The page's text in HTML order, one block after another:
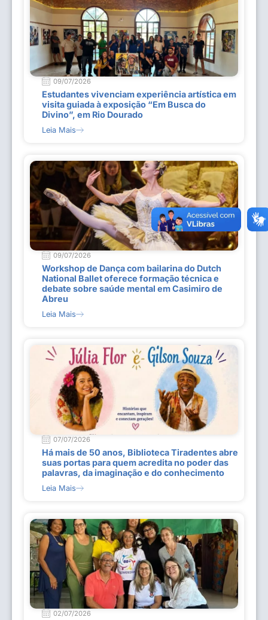
09/07/2026
Estudantes vivenciam experiência artística em
visita guiada à exposição “Em Busca do
Divino”, em Rio Dourado
Leia Mais
09/07/2026
Workshop de Dança com bailarina do Dutch
National Ballet oferece formação técnica e
debate sobre saúde mental em Casimiro de
Abreu
Leia Mais
07/07/2026
Há mais de 50 anos, Biblioteca Tiradentes abre
suas portas para quem acredita no poder das
palavras, da imaginação e do conhecimento
Leia Mais
02/07/2026